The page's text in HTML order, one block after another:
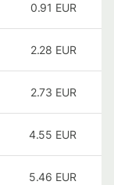
0.91 EUR
2.28 EUR
2.73 EUR
4.55 EUR
5.46 EUR